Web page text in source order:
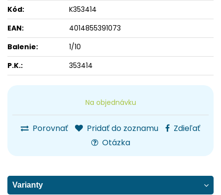
Na objednávku
Porovnať Pridať do zoznamu
Zdieľať
Otázka
Kód:
K353414
EAN:
4014855391073
Balenie:
1/10
P.K.:
353414
Varianty